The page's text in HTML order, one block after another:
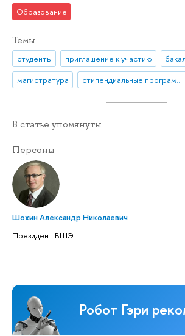
Образование
Темы
студенты приглашение к участию
магистратура
стипендиальные программы
В статье упомянуты
Персоны
Шохин Александр Николаевич
Президент ВШЭ
Робот Гэри